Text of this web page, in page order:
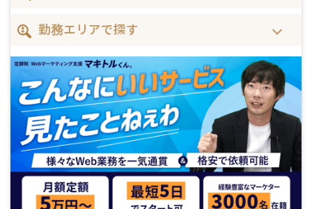
勤務エリアで探す